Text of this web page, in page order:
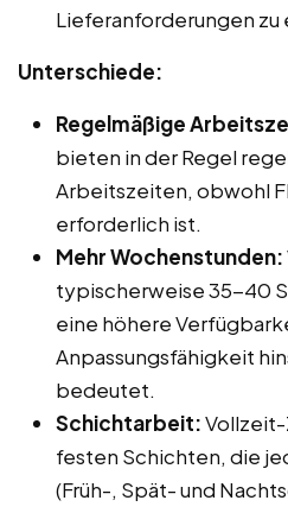
Lieferanforderungen zu
Unterschiede:
Regelmäßige
bieten in der Regel
Arbeitszeiten, obwohl
erforderlich ist.
Mehr Wochenstunden:
typischerweise 35-40
eine höhere
Anpassungsfähigkeit
bedeutet.
Schichtarbeit:
festen Schichten, die
(Früh-, Spät- und